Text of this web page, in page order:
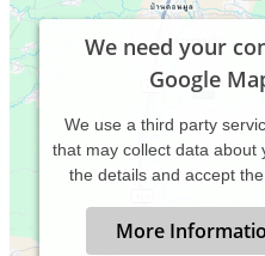
We need your
Google
We use a third party
that may collect data about
the details and accept
More